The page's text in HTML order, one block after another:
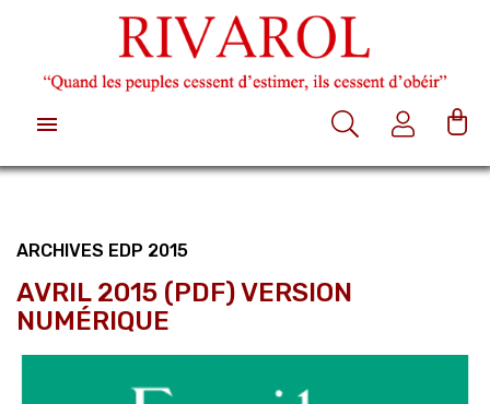

ARCHIVES EDP 2015
AVRIL 2015 (PDF) VERSION
NUMÉRIQUE